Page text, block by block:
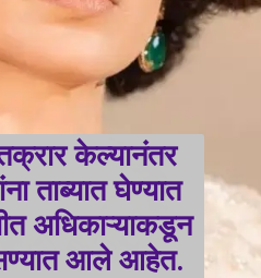
केल्यानंतर
ताब्यात घेण्यात
अधिकाऱ्याकडून
आले आहेत.